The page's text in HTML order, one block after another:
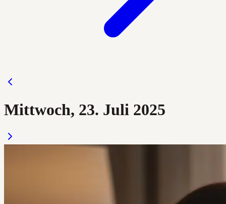
Mittwoch, 23. Juli 2025